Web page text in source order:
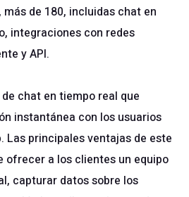
de 180, incluidas chat en
integraciones con redes
y API.
chat en tiempo real que
instantánea con los usuarios
Las principales ventajas de este
ofrecer a los clientes un equipo
capturar datos sobre los